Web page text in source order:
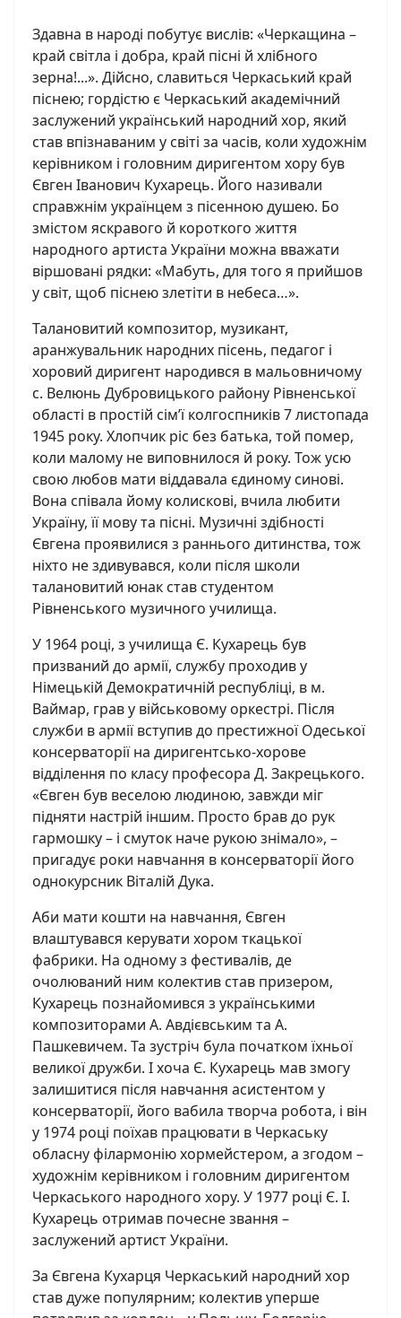
Здавна в народі побутує вислів: «Черкащина –
край світла і добра, край пісні й хлібного
зерна!...». Дійсно, славиться Черкаський край
піснею; гордістю є Черкаський академічний
заслужений український народний хор, який
став впізнаваним у світі за часів, коли художнім
керівником і головним диригентом хору був
Євген Іванович Кухарець. Його називали
справжнім українцем з пісенною душею. Бо
змістом яскравого й короткого життя
народного артиста України можна вважати
віршовані рядки: «Мабуть, для того я прийшов
у світ, щоб піснею злетіти в небеса…».
Талановитий композитор, музикант,
аранжувальник народних пісень, педагог і
хоровий диригент народився в мальовничому
с. Велюнь Дубровицького району Рівненської
області в простій сім’ї колгоспників 7 листопада
1945 року. Хлопчик ріс без батька, той помер,
коли малому не виповнилося й року. Тож усю
свою любов мати віддавала єдиному синові.
Вона співала йому колискові, вчила любити
Україну, її мову та пісні. Музичні здібності
Євгена проявилися з раннього дитинства, тож
ніхто не здивувався, коли після школи
талановитий юнак став студентом
Рівненського музичного училища.
У 1964 році, з училища Є. Кухарець був
призваний до армії, службу проходив у
Німецькій Демократичній республіці, в м.
Ваймар, грав у військовому оркестрі. Після
служби в армії вступив до престижної Одеської
консерваторії на диригентсько-хорове
відділення по класу професора Д. Закрецького.
«Євген був веселою людиною, завжди міг
підняти настрій іншим. Просто брав до рук
гармошку – і смуток наче рукою знімало», –
пригадує роки навчання в консерваторії його
однокурсник Віталій Дука.
Аби мати кошти на навчання, Євген
влаштувався керувати хором ткацької
фабрики. На одному з фестивалів, де
очолюваний ним колектив став призером,
Кухарець познайомився з українськими
композиторами А. Авдієвським та А.
Пашкевичем. Та зустріч була початком їхньої
великої дружби. І хоча Є. Кухарець мав змогу
залишитися після навчання асистентом у
консерваторії, його вабила творча робота, і він
у 1974 році поїхав працювати в Черкаську
обласну філармонію хормейстером, а згодом –
художнім керівником і головним диригентом
Черкаського народного хору. У 1977 році Є. І.
Кухарець отримав почесне звання –
заслужений артист України.
За Євгена Кухарця Черкаський народний хор
став дуже популярним; колектив уперше